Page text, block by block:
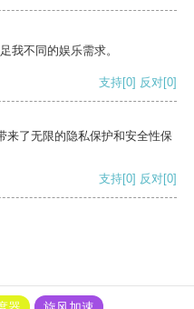
我不同的娱乐需求。
支持[0] 反对[0]
来了无限的隐私保护和安全性保
支持[0] 反对[0]